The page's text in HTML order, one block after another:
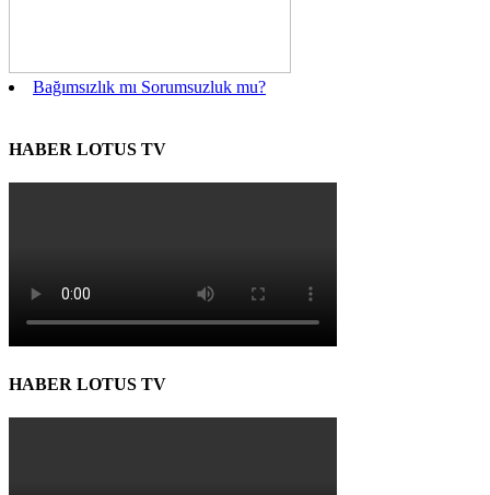
Bağımsızlık mı Sorumsuzluk mu?
HABER LOTUS TV
HABER LOTUS TV